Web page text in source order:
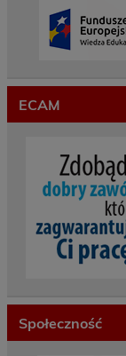
ECAM
Społeczność